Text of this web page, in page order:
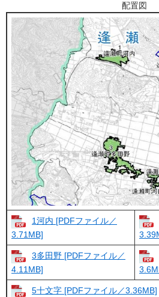
配置図
1河内 [PDFファイル／
3.71MB]
3多田野 [PDFファイル／
4.11MB]
5十文字 [PDFファイル／3.36MB]